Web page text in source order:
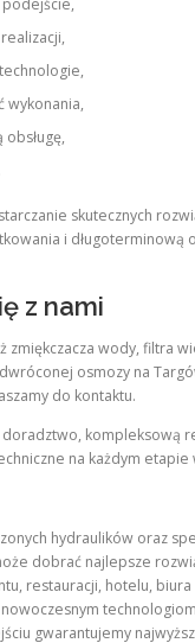
wykonania,
skutecznych
i długoterminową
z nami
zmiękczacza wody, filtra
osmozy na
do kontaktu.
kompleksową
na każdym etapie
hydraulików oraz
dobrać najlepsze
restauracji, hotelu, biura
gwarantujemy